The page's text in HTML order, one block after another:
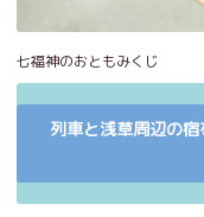
七福神のおともみくじ
列車と浅草周辺の